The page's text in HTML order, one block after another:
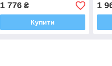
1 776₴
Купити
1